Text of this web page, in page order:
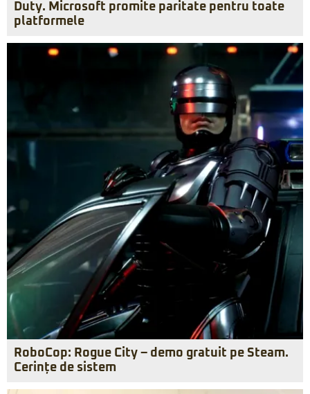
Duty. Microsoft promite paritate pentru toate
platformele
RoboCop: Rogue City – demo gratuit pe Steam.
Cerințe de sistem